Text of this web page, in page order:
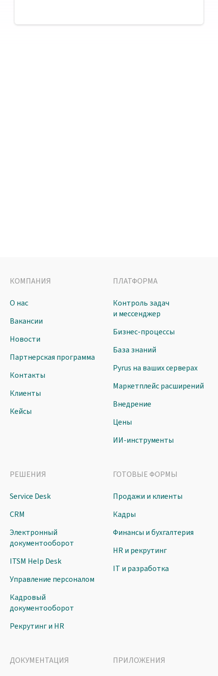
КОМПАНИЯ
О нас
Вакансии
Новости
Партнерская программа
Контакты
Клиенты
Кейсы
ПЛАТФОРМА
Контроль задач
и мессенджер
Бизнес-процессы
База знаний
Pyrus на ваших серверах
Маркетплейс расширений
Внедрение
Цены
ИИ-инструменты
РЕШЕНИЯ
Service Desk
CRM
Электронный
документооборот
ITSM Help Desk
Управление персоналом
Кадровый
документооборот
Рекрутинг и HR
ГОТОВЫЕ ФОРМЫ
Продажи и клиенты
Кадры
Финансы и бухгалтерия
HR и рекрутинг
IT и разработка
ДОКУМЕНТАЦИЯ ПРИЛОЖЕНИЯ